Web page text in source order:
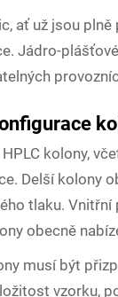
ať už jsou plně
Jádro-
kolony,
Delší kolony
tlaku.
obecně
musí být
vzorku,